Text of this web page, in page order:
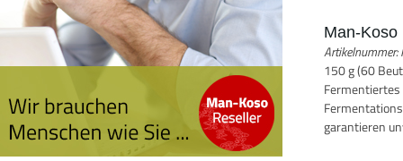
Man-Koso
150 g (60
garantieren